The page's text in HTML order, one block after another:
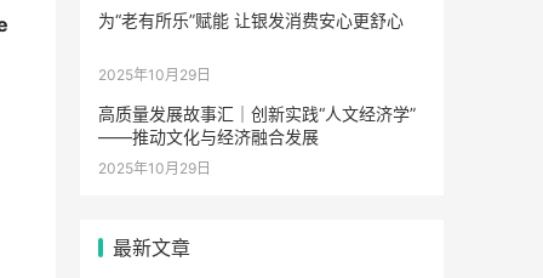
为“老有所乐”赋能 让银发消费安心更舒心
2025年10月29日
高质量发展故事汇｜创新实践“人文经济学”
——推动文化与经济融合发展
2025年10月29日
最新文章